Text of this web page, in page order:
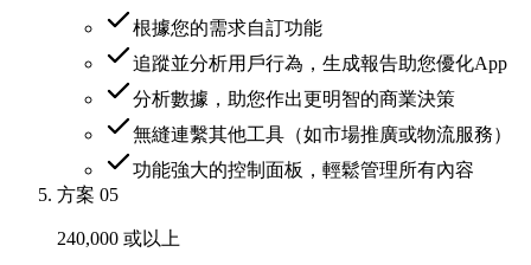
根據您的需求自訂功能
追蹤並分析用戶行為，生成報告助您優化App
分析數據，助您作出更明智的商業決策
無縫連繫其他工具（如市場推廣或物流服務）
功能強大的控制面板，輕鬆管理所有內容
方案 05
240,000 或以上